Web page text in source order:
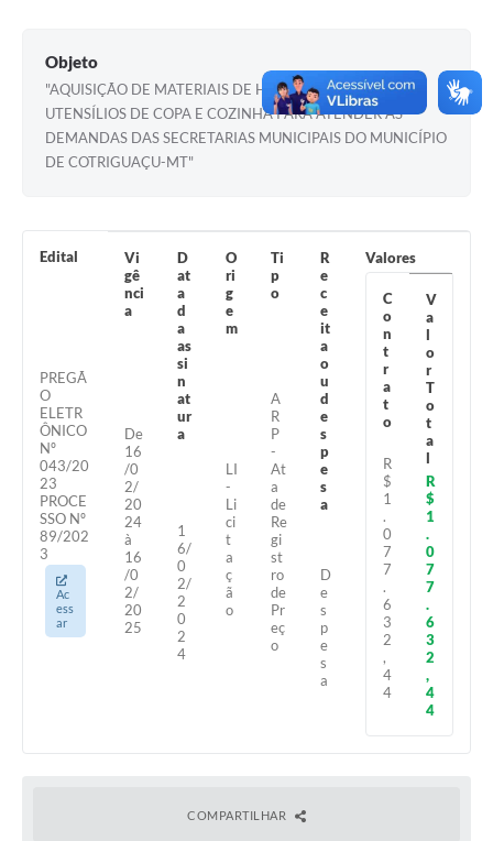
Editais
Links
SIC
Diário Oficial
Contato
Objeto
"AQUISIÇÃO DE MATERIAIS DE HIGIENE, LIMPEZA E
UTENSÍLIOS DE COPA E COZINHA PARA ATENDER AS
DEMANDAS DAS SECRETARIAS MUNICIPAIS DO MUNICÍPIO
DE COTRIGUAÇU-MT"
Edital
PREGÃ
O
ELETR
ÔNICO
Nº
043/20
23
PROCE
SSO Nº
89/202
3
Ac
ess
ar
Vi
gê
nci
a
De
16
/0
2/
20
24
à
16
/0
2/
20
25
D
at
a
d
a
as
si
n
at
ur
a
1
6/
0
2/
2
0
2
4
O
ri
g
e
m
LI
-
Li
ci
t
a
ç
ã
o
Ti
p
o
A
R
P
-
At
a
de
Re
gi
st
ro
de
Pr
eç
o
R
e
c
e
it
a
o
u
d
e
s
p
e
s
a
D
e
s
p
e
s
a
Valores
C
o
n
t
r
a
t
o
R
$
1
.
0
7
7
.
6
3
2
,
4
4
V
a
l
o
r
T
o
t
a
l
R
$
1
.
0
7
7
.
6
3
2
,
4
4
COMPARTILHAR